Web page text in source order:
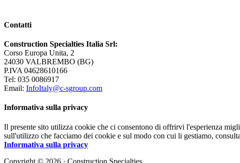
Contatti
Construction Specialties Italia Srl:
Corso Europa Unita, 2
24030 VALBREMBO (BG)
P.IVA 04628610166
Tel: 035 0086917
Email: InfoItaly@c-sgroup.com
Informativa sulla privacy
Il presente sito utilizza cookie che ci consentono di offrirvi l'esperienza
sull'utilizzo che facciamo dei cookie e sul modo con cui li gestiamo,
Informativa sulla privacy
Copyright © 2026 · Construction Specialties